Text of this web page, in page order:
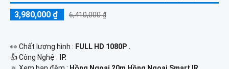
3,980,000 ₫ 6,410,000 ₫
️👀 Chất lượng hình : FULL HD 1080P .
👍 Công Nghệ :
IP.